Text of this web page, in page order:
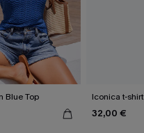
Blue Top Iconica t-
32,00 €